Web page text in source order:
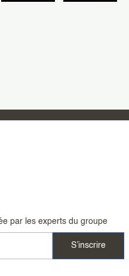
par les experts du groupe